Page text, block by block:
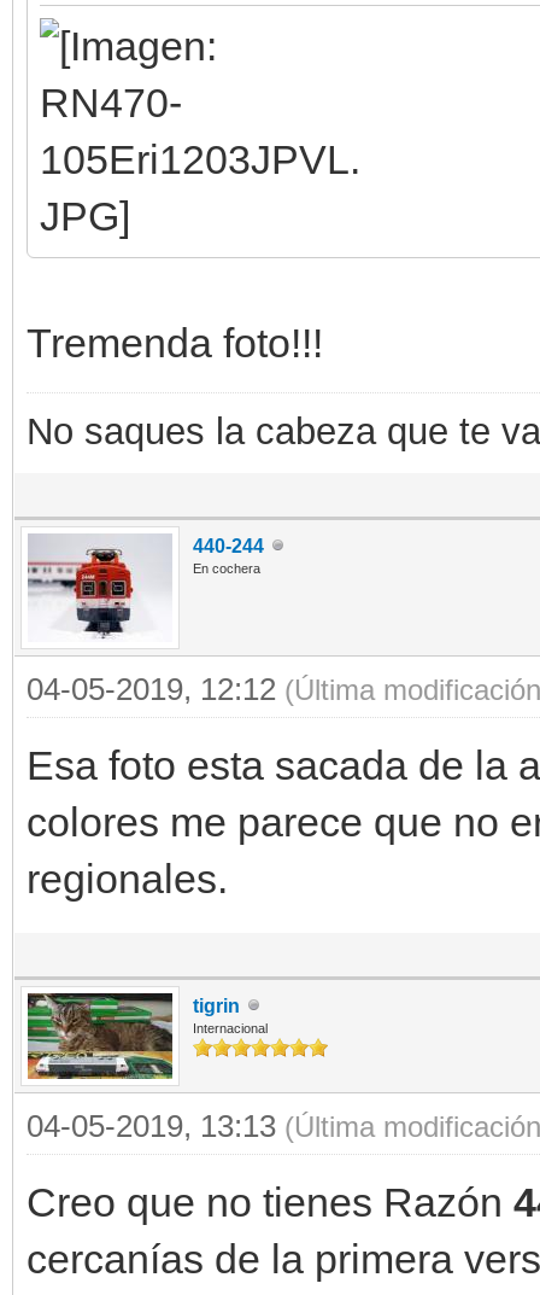
Tremenda foto!!!
No saques la cabeza que te
440-244
En cochera
04-05-2019, 12:12 (Última
Esa foto esta sacada de la
colores me parece que no
regionales.
tigrin
Internacional
04-05-2019, 13:13 (Última
Creo que no tienes Razón
cercanías de la primera